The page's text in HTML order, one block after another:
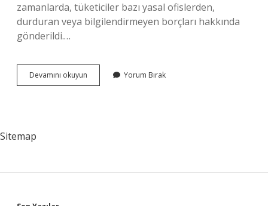
zamanlarda, tüketiciler bazı yasal ofislerden,
durduran veya bilgilendirmeyen borçları hakkında
gönderildi.…
Devamını okuyun Turkcellden
Icra
Yorum Bırak
Sitemap